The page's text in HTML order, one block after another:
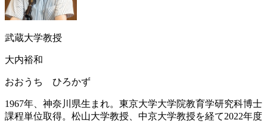
武蔵大学教授
大内裕和
おおうち ひろかず
1967年、神奈川県生まれ。東京大学大学院教育学研究科博士
課程単位取得。松山大学教授、中京大学教授を経て2022年度